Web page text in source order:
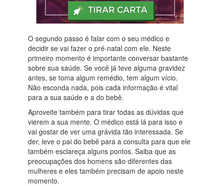
O segundo passo é falar com o seu médico e
decidir se vai fazer o pré-natal com ele. Neste
primeiro momento é importante conversar bastante
sobre sua saúde. Se você já teve alguma gravidez
antes, se toma algum remédio, tem algum vício.
Não esconda nada, pois cada informação é vital
para a sua saúde e a do bebê.
Aproveite também para tirar todas as dúvidas que
vierem a sua mente. O médico está lá para isso e
vai gostar de ver uma grávida tão interessada. Se
der, leve o pai do bebê para a consulta para que ele
também esclareça alguns pontos. Saiba que as
preocupações dos homens são diferentes das
mulheres e eles também precisam de apoio neste
momento.